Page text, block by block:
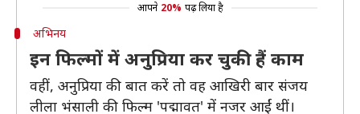
आपने 20% पढ़ लिया है
अभिनय
इन फिल्मों में अनुप्रिया कर चुकी हैं काम
वहीं, अनुप्रिया की बात करें तो वह आखिरी बार संजय
लीला भंसाली की फिल्म 'पद्मावत' में नजर आईं थीं।